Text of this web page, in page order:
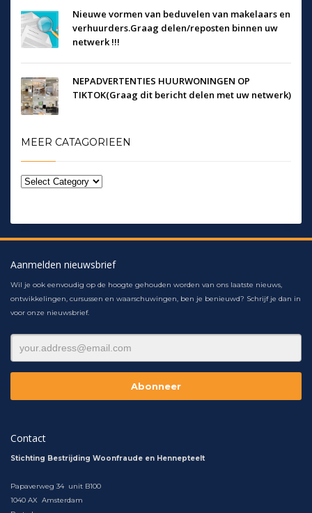
Nieuwe vormen van beduvelen van makelaars en
verhuurders.Graag delen/reposten binnen uw
netwerk !!!
NEPADVERTENTIES HUURWONINGEN OP
TIKTOK(Graag dit bericht delen met uw netwerk)
MEER CATAGORIEEN
Aanmelden nieuwsbrief
Wil je ook eenvoudig op de hoogte gehouden worden van ons laatste nieuws,
ontwikkelingen, cursussen en waarschuwingen, ben je benieuwd? Schrijf je dan in
voor onze nieuwsbrief.
Contact
Stichting Bestrijding Woonfraude en Hennepteelt
Papaverweg 34 unit B100
1040 AX Amsterdam